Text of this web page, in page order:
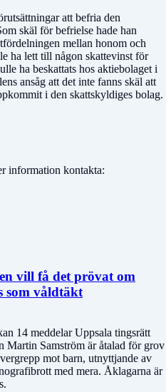
att befria den
skäl för befrielse hade han
mellan honom och
ha lett till någon skattevinst för
ha beskattats hos aktiebolaget i
ansåg att det inte fanns skäl att
i den skattskyldiges bolag.
information kontakta:
vill få det prövat om
som våldtäkt
14 meddelar Uppsala tingsrätt
Martin Samström är åtalad för grov
mot barn, utnyttjande av
med mera. Åklagarna är